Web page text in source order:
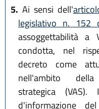
5. Ai sensi dell'
legislativo n. 152
assoggettabilità a
condotta, nel
decreto come
nell'ambito
strategica
d'informazione